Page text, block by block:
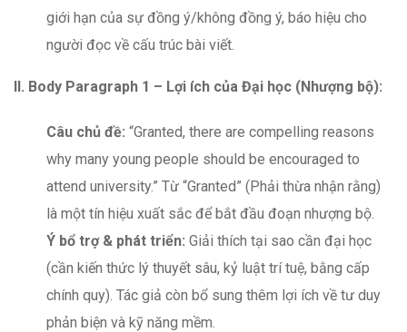
giới hạn của sự đồng ý/không đồng ý, báo hiệu cho
người đọc về cấu trúc bài viết.
II. Body Paragraph 1 – Lợi ích của Đại học (Nhượng bộ):
Câu chủ đề: “Granted, there are compelling reasons
why many young people should be encouraged to
attend university.” Từ “Granted” (Phải thừa nhận rằng)
là một tín hiệu xuất sắc để bắt đầu đoạn nhượng bộ.
Ý bổ trợ & phát triển: Giải thích tại sao cần đại học
(cần kiến thức lý thuyết sâu, kỷ luật trí tuệ, bằng cấp
chính quy). Tác giả còn bổ sung thêm lợi ích về tư duy
phản biện và kỹ năng mềm.